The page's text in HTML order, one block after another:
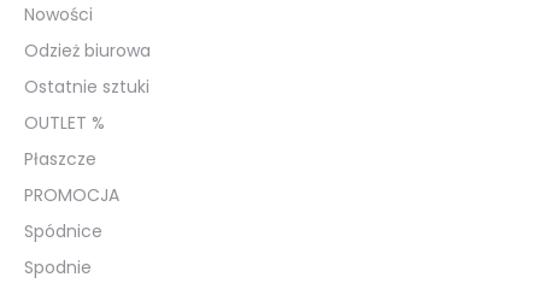
Nowości
Odzież biurowa
Ostatnie sztuki
OUTLET %
Płaszcze
PROMOCJA
Spódnice
Spodnie